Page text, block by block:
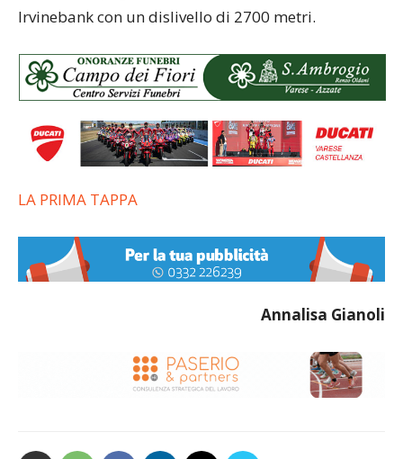
Irvinebank con un dislivello di 2700 metri.
LA PRIMA TAPPA
Annalisa Gianoli